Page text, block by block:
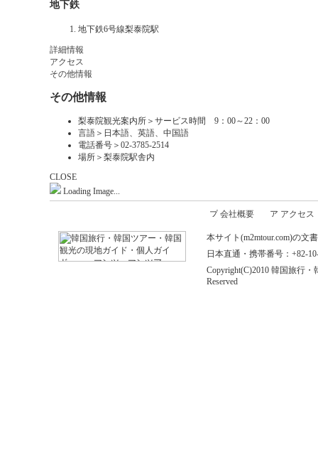
地下鉄
地下鉄6号線梨泰院駅
詳細情報
アクセス
その他情報
その他情報
梨泰院観光案内所＞サービス時間 9：00～22：00
言語＞日本語、英語、中国語
電話番号＞02-3785-2514
場所＞梨泰院駅舎内
CLOSE
Loading Image...
会社概要 アクセス
本サイト(m2mtour.com)の文
日本直通・携帯番号：+82-
Copyright(C)2010 韓国旅行
Reserved